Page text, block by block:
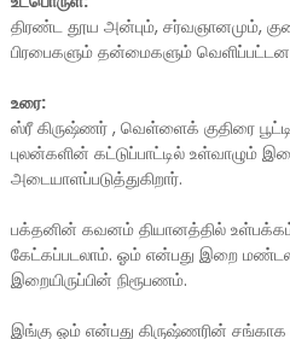
திரண்ட தூய அன்பும், சர்வஞானமும்,
பிரபைகளும் தன்மைகளும் வெளிப்பட்டன
உரை:
ஸ்ரீ கிருஷ்ணர் , வெள்ளைக் குதிரை
புலன்களின் கட்டுப்பாட்டில் உள்வாழும்
அடையாளப்படுத்துகிறார்.
பக்தனின் கவனம் தியானத்தில் உள்பக்கம்
கேட்கப்படலாம். ஓம் என்பது இறை
இறையிருப்பின் நிரூபணம்.
இங்கு ஓம் என்பது கிருஷ்ணரின்